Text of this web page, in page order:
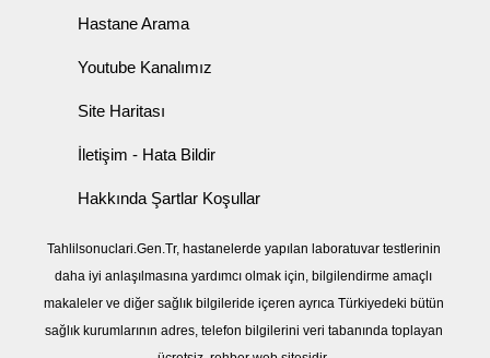
Hastane Arama
Youtube Kanalımız
Site Haritası
İletişim - Hata Bildir
Hakkında Şartlar Koşullar
Tahlilsonuclari.Gen.Tr, hastanelerde yapılan laboratuvar testlerinin
daha iyi anlaşılmasına yardımcı olmak için, bilgilendirme amaçlı
makaleler ve diğer sağlık bilgileride içeren ayrıca Türkiyedeki bütün
sağlık kurumlarının adres, telefon bilgilerini veri tabanında toplayan